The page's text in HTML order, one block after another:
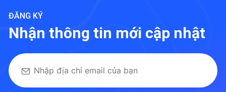
ĐĂNG KÝ
Nhận thông tin mới cập nhật